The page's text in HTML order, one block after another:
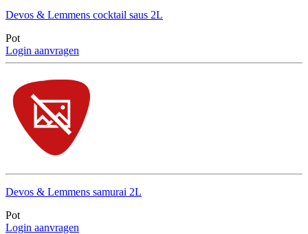
Devos & Lemmens cocktail saus 2L
Pot
Login aanvragen
Devos & Lemmens samurai 2L
Pot
Login aanvragen